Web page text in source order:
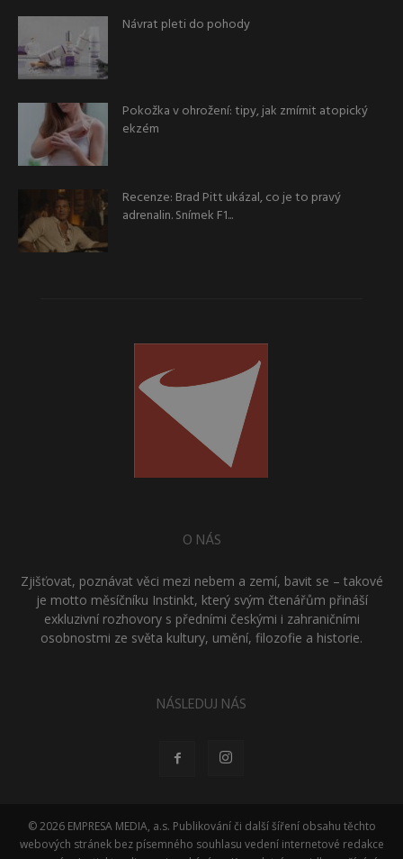
Návrat pleti do pohody
Pokožka v ohrožení: tipy, jak zmírnit atopický
ekzém
Recenze: Brad Pitt ukázal, co je to pravý
adrenalin. Snímek F1...
O NÁS
Zjišťovat, poznávat věci mezi nebem a zemí, bavit se – takové
je motto měsíčníku Instinkt, který svým čtenářům přináší
exkluzivní rozhovory s předními českými i zahraničními
osobnostmi ze světa kultury, umění, filozofie a historie.
NÁSLEDUJ NÁS
© 2026 EMPRESA MEDIA, a.s. Publikování či další šíření obsahu těchto
webových stránek bez písemného souhlasu vedení internetové redakce